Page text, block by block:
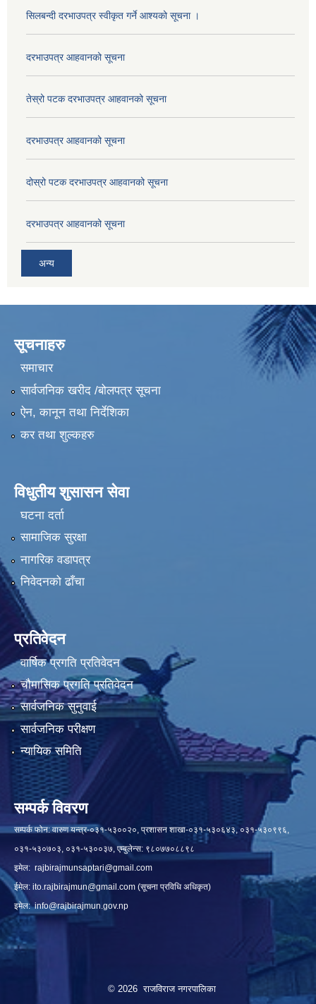
सिलबन्दी दरभाउपत्र स्वीकृत गर्ने आश्यको सूचना ।
दरभाउपत्र आहवानको सूचना
तेस्रो पटक दरभाउपत्र आहवानको सूचना
दरभाउपत्र आहवानको सूचना
दोस्रो पटक दरभाउपत्र आहवानको सूचना
दरभाउपत्र आहवानको सूचना
अन्य
सूचनाहरु
समाचार
सार्वजनिक खरीद /बोलपत्र सूचना
ऐन, कानून तथा निर्देशिका
कर तथा शुल्कहरु
विधुतीय शुसासन सेवा
घटना दर्ता
सामाजिक सुरक्षा
नागरिक वडापत्र
निवेदनको ढाँचा
प्रतिवेदन
वार्षिक प्रगति प्रतिवेदन
चौमासिक प्रगति प्रतिवेदन
सार्वजनिक सुनुवाई
सार्वजनिक परीक्षण
न्यायिक समिति
सम्पर्क विवरण
सम्पर्क फोन: वारुण यन्त्र-०३१-५३००२०, प्रशासन शाखा-०३१-५३०६४३, ०३१-५३०९९६,
०३१-५३०७०३, ०३१-५३००३७, एम्बुलेन्स: ९८०७७०८८९८
इमेल: rajbirajmunsaptari@gmail.com
ईमेल: ito.rajbirajmun@gmail.com (सूचना प्रविधि अधिकृत)
इमेल:info@rajbirajmun.gov.np
© 2026 राजविराज नगरपालिका